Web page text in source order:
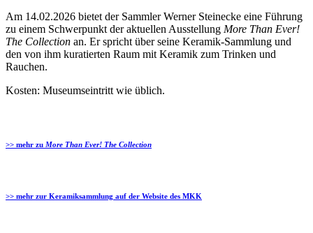
Am 14.02.2026 bietet der Sammler Werner Steinecke eine Führung
zu einem Schwerpunkt der aktuellen Ausstellung More Than Ever!
The Collection an. Er spricht über seine Keramik-Sammlung und
den von ihm kuratierten Raum mit Keramik zum Trinken und
Rauchen.
Kosten: Museumseintritt wie üblich.
>> mehr zu More Than Ever! The Collection
>> mehr zur Keramiksammlung auf der Website des MKK